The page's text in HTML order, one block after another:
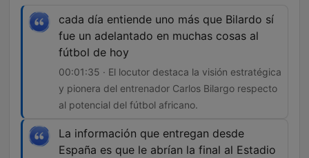
cada día entiende uno más que Bilardo sí
fue un adelantado en muchas cosas al
fútbol de hoy
00:01:35 · El locutor destaca la visión estratégica
y pionera del entrenador Carlos Bilargo respecto
al potencial del fútbol africano.
La información que entregan desde
España es que le abrían la final al Estadio